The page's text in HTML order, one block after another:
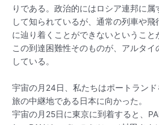
りである。政治的にはロシア連邦に属
して知られているが、通常の列車や
に辿り着くことができないということ
この到達困難性そのものが、アルタ
している。
宇宙の月24日、私たちはポートラン
旅の中継地である日本に向かった。
宇宙の月25日に東京に到着すると、